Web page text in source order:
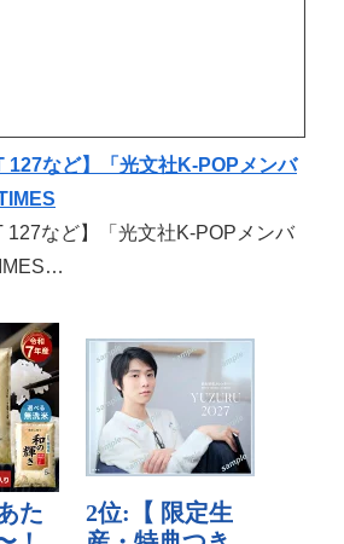
127など】「光文社K-POPメンバ
127など】「光文社K-POPメンバ